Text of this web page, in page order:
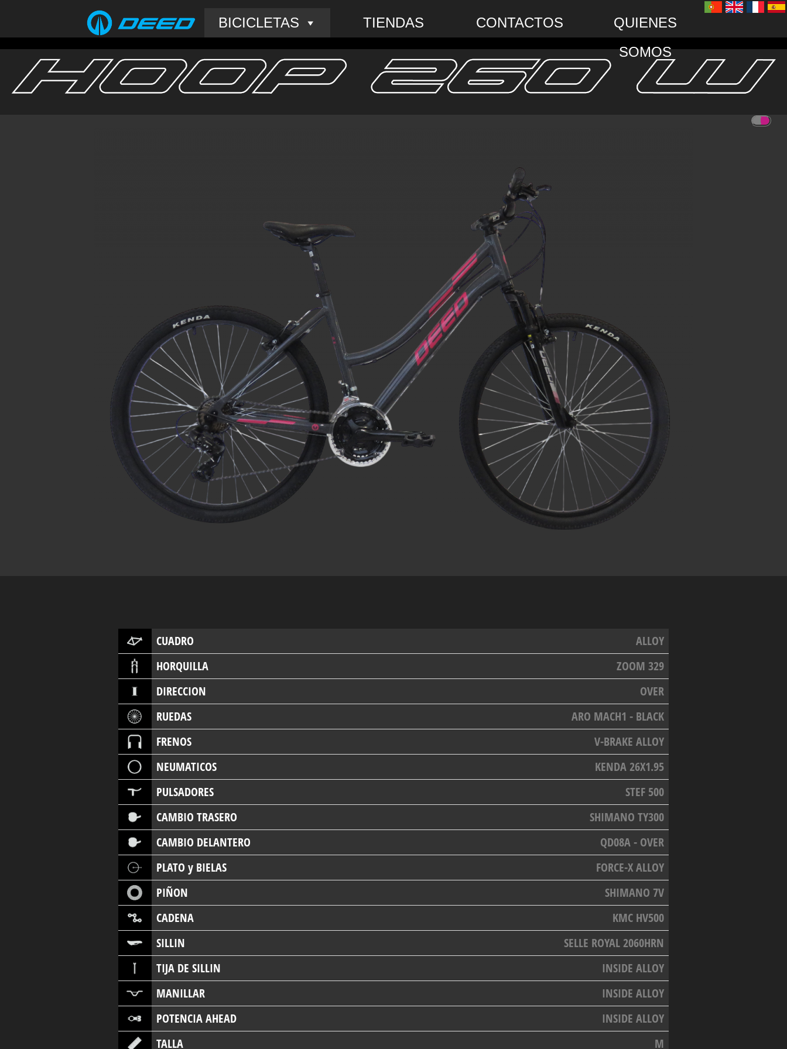
BICICLETAS TIENDAS CONTACTOS
QUIENES
SOMOS
CUADRO
ALLOY
HORQUILLA
ZOOM 329
DIRECCION
OVER
RUEDAS
ARO MACH1 - BLACK
FRENOS
V-BRAKE ALLOY
NEUMATICOS
KENDA 26X1.95
PULSADORES
STEF 500
CAMBIO TRASERO
SHIMANO TY300
CAMBIO DELANTERO
QD08A - OVER
PLATO y BIELAS
FORCE-X ALLOY
PIÑON
SHIMANO 7V
CADENA
KMC HV500
SILLIN
SELLE ROYAL 2060HRN
TIJA DE SILLIN
INSIDE ALLOY
MANILLAR
INSIDE ALLOY
POTENCIA AHEAD
INSIDE ALLOY
TALLA
M